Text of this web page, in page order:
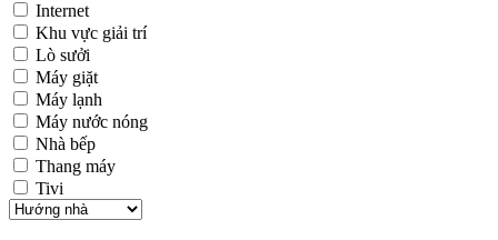
Internet
Khu vực giải trí
Lò sưởi
Máy giặt
Máy lạnh
Máy nước nóng
Nhà bếp
Thang máy
Tivi